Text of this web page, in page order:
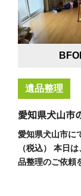
遺品整理
愛知県犬山市
愛知県犬山市
（税込） 本日
品整理のご依頼